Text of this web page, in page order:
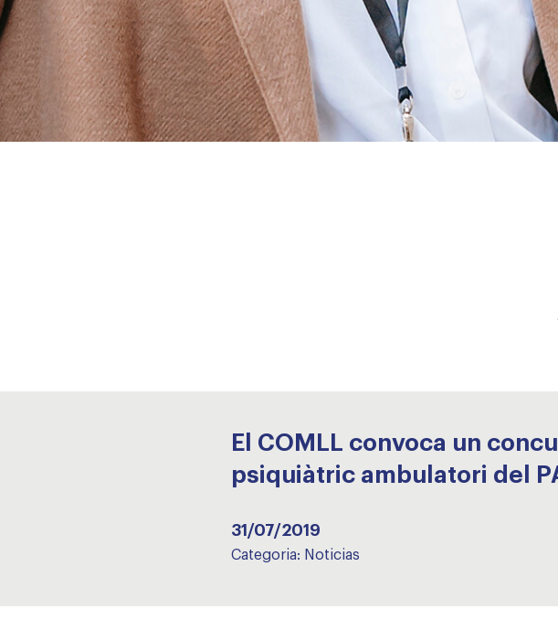
El COMLL convoca un
psiquiàtric ambulatori del
31/07/2019
Categoria: Noticias